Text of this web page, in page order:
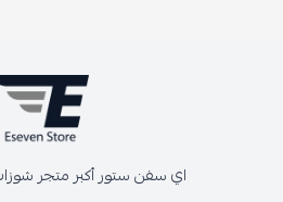
اي سفن ستور أكبر متجر